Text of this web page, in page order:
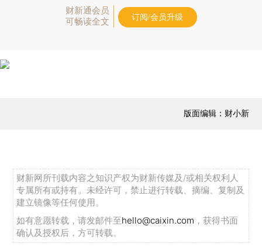
财新通会员
可畅读全文
订阅/会员升级
版面编辑：财小新
财新网所刊载内容之知识产权为财新传媒及/或相关权利人
专属所有或持有。未经许可，禁止进行转载、摘编、复制及
建立镜像等任何使用。
如有意愿转载，请发邮件至hello@caixin.com ，获得书面
确认及授权后，方可转载。